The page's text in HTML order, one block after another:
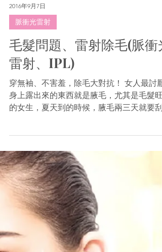
2016年9月7日
毛髮問題、雷射除毛(脈衝光
雷射、IPL)
穿無袖、不害羞，除毛大對抗！ 女人最討厭
身上露出來的東西就是腋毛，尤其是毛髮旺
的女生，夏天到的時候，腋毛兩三天就要刮
次，甚至刮完隔天又長出向鬍渣的黑頭，真
很痛苦，因為越刮會長越快、越刮長越粗，
的人習慣用拔的，但是我無法用拔的，因為
頭會扭傷還是眼睛脫窗。...